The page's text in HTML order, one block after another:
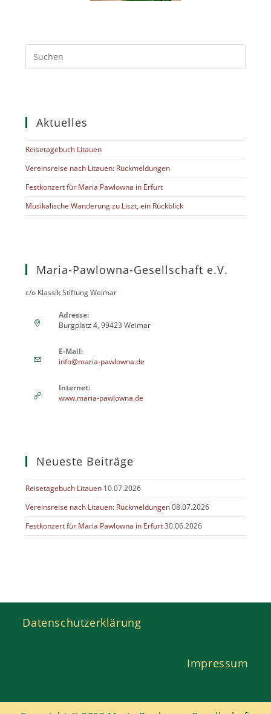
Aktuelles
Reisetagebuch Litauen
Vereinsreise nach Litauen: Rückmeldungen
Festkonzert für Maria Pawlowna in Erfurt
Musikalische Wanderung zu Liszt, ein Rückblick
Maria-Pawlowna-Gesellschaft e.V.
c/o Klassik Stiftung Weimar
Adresse:
Burgplatz 4, 99423 Weimar
E-Mail:
info@maria-pawlowna.de
Internet:
www.maria-pawlowna.de
Neueste Beiträge
Reisetagebuch Litauen 10.07.2026
Vereinsreise nach Litauen: Rückmeldungen 08.07.2026
Festkonzert für Maria Pawlowna in Erfurt 30.06.2026
Datenschutzerklärung
Impressum